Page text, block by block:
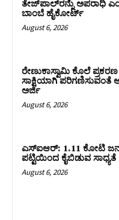
ತೇಜ್‌ಪಾಲ್‌ರನ್ನು ಅಪರಾಧಿ
ಬಾಂಬೆ ಹೈಕೋರ್ಟ್
August 6, 2026
ರೇಣುಕಾಸ್ವಾಮಿ ಕೊಲೆ
ಸಾಕ್ಷಿಯಾಗಿ
ಅರ್ಜಿ
August 6, 2026
ಎಸ್‌ಐಆರ್‌: 1.11 ಕೋಟಿ
ಪಟ್ಟಿಯಿಂದ ಕೈಬಿಡುವ ಸಾಧ್ಯತೆ
August 6, 2026